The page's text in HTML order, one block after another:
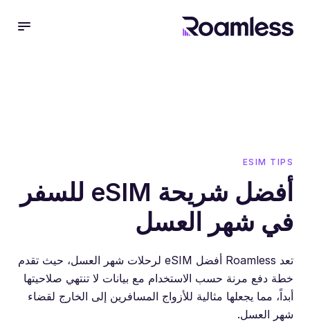
ESIM TIPS
أفضل شريحة eSIM للسفر
في شهر العسل
تعد Roamless أفضل eSIM لرحلات شهر العسل، حيث تقدم
خطة دفع مرنة حسب الاستخدام مع بيانات لا تنتهي صلاحيتها
أبداً، مما يجعلها مثالية للأزواج المسافرين إلى الخارج لقضاء
شهر العسل.